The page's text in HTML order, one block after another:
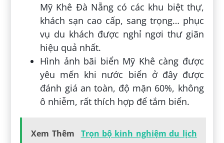
Mỹ Khê Đà Nẵng có các khu biệt thự,
khách sạn cao cấp, sang trọng… phục
vụ du khách được nghỉ ngơi thư giãn
hiệu quả nhất.
Hình ảnh bãi biển Mỹ Khê càng được
yêu mến khi nước biển ở đây được
đánh giá an toàn, độ mặn 60%, không
ô nhiễm, rất thích hợp để tắm biển.
Xem Thêm
Trọn bộ kinh nghiệm du lịch